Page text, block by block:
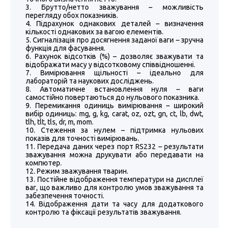
Брутто/нетто зважування – можливість
перегляду обох показників.
Підрахунок однакових деталей – визначення
кількості однакових за вагою елементів.
Сигналізація про досягнення заданої ваги – зручна
функція для фасування.
Рахунок відсотків (%) – дозволяє зважувати та
відображати масу у відсотковому співвідношенні.
Вимірювання щільності – ідеально для
лабораторій та наукових досліджень.
Автоматичне встановлення нуля – ваги
самостійно повертаються до нульового показника.
Перемикання одиниць вимірювання – широкий
вибір одиниць: mg, g, kg, carat, oz, ozt, gn, ct, lb, dwt,
tlh, tlt, tls, dr, m, mom.
Стеження за нулем – підтримка нульових
показів для точності вимірювань.
Передача даних через порт RS232 – результати
зважування можна друкувати або передавати на
компютер.
Режим зважування тварин.
Постійне відображення температури на дисплеї
ваг, що важливо для контролю умов зважування та
забезпечення точності.
Відображення дати та часу для додаткового
контролю та фіксації результатів зважування.